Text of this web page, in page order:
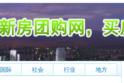
国际 社会 行业 地方